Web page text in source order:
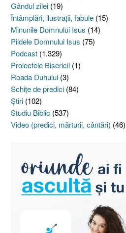
Gândul zilei (19)
Întâmplări, ilustraţii, fabule (15)
Minunile Domnului Isus (14)
Pildele Domnului Isus (75)
Podcast (1.329)
Proiectele Bisericii (1)
Roada Duhului (3)
Schiţe de predici (84)
Ştiri (102)
Studiu Biblic (537)
Video (predici, mărturii, cântări) (46)